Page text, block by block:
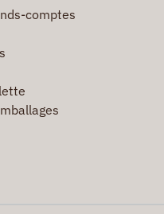
comptes